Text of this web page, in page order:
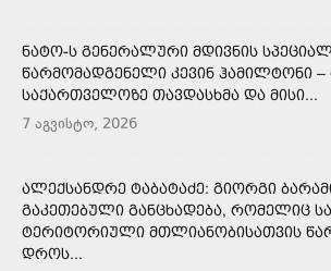
ᲜᲐᲢᲝ-Ს ᲒᲔᲜᲔᲠᲐᲚᲣᲠᲘ ᲛᲓᲘᲕᲜᲘᲡ
ᲬᲐᲠᲛᲝᲛᲐᲓᲒᲔᲜᲔᲚᲘ ᲙᲔᲕᲘᲜ ᲰᲐᲛᲘᲚᲢᲝᲜᲘ –
ᲡᲐᲥᲐᲠᲗᲕᲔᲚᲝᲖᲔ ᲗᲐᲕᲓᲐᲡᲮᲛᲐ ᲓᲐ ᲛᲘᲡᲘ...
7 აგვისტო, 2026
ᲐᲚᲔᲥᲡᲐᲜᲓᲠᲔ ᲢᲐᲑᲐᲢᲐᲫᲔ: ᲒᲘᲝᲠᲒᲘ
ᲒᲐᲙᲔᲗᲔᲑᲣᲚᲘ ᲒᲐᲜᲪᲮᲐᲓᲔᲑᲐ, ᲠᲝᲛᲔᲚᲘᲪ
ᲢᲔᲠᲘᲢᲝᲠᲘᲣᲚᲘ ᲛᲗᲚᲘᲐᲜᲝᲑᲘᲡᲐᲗᲕᲘᲡ
ᲓᲠᲝᲡ...